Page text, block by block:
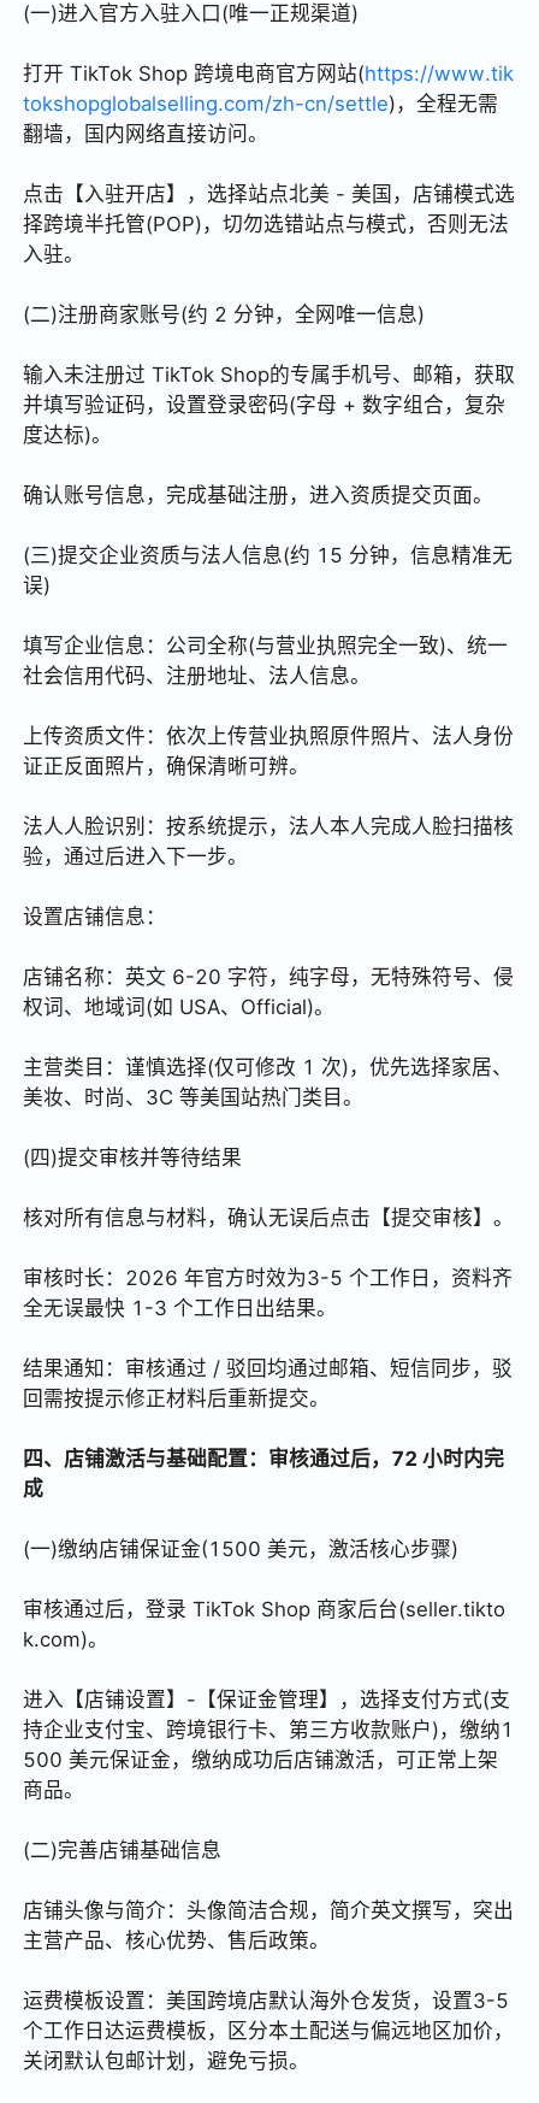
(一)进入官方入驻入口(唯一正规渠道)
打开 TikTok Shop 跨境电商官方网站(https://www.tik
tokshopglobalselling.com/zh-cn/settle)，全程无需
翻墙，国内网络直接访问。
点击【入驻开店】，选择站点北美 - 美国，店铺模式选
择跨境半托管(POP)，切勿选错站点与模式，否则无法
入驻。
(二)注册商家账号(约 2 分钟，全网唯一信息)
输入未注册过 TikTok Shop的专属手机号、邮箱，获取
并填写验证码，设置登录密码(字母 + 数字组合，复杂
度达标)。
确认账号信息，完成基础注册，进入资质提交页面。
(三)提交企业资质与法人信息(约 15 分钟，信息精准无
误)
填写企业信息：公司全称(与营业执照完全一致)、统一
社会信用代码、注册地址、法人信息。
上传资质文件：依次上传营业执照原件照片、法人身份
证正反面照片，确保清晰可辨。
法人人脸识别：按系统提示，法人本人完成人脸扫描核
验，通过后进入下一步。
设置店铺信息：
店铺名称：英文 6-20 字符，纯字母，无特殊符号、侵
权词、地域词(如 USA、Official)。
主营类目：谨慎选择(仅可修改 1 次)，优先选择家居、
美妆、时尚、3C 等美国站热门类目。
(四)提交审核并等待结果
核对所有信息与材料，确认无误后点击【提交审核】。
审核时长：2026 年官方时效为3-5 个工作日，资料齐
全无误最快 1-3 个工作日出结果。
结果通知：审核通过 / 驳回均通过邮箱、短信同步，驳
回需按提示修正材料后重新提交。
四、店铺激活与基础配置：审核通过后，72 小时内完
成
(一)缴纳店铺保证金(1500 美元，激活核心步骤)
审核通过后，登录 TikTok Shop 商家后台(seller.tikto
k.com)。
进入【店铺设置】-【保证金管理】，选择支付方式(支
持企业支付宝、跨境银行卡、第三方收款账户)，缴纳1
500 美元保证金，缴纳成功后店铺激活，可正常上架
商品。
(二)完善店铺基础信息
店铺头像与简介：头像简洁合规，简介英文撰写，突出
主营产品、核心优势、售后政策。
运费模板设置：美国跨境店默认海外仓发货，设置3-5
个工作日达运费模板，区分本土配送与偏远地区加价，
关闭默认包邮计划，避免亏损。